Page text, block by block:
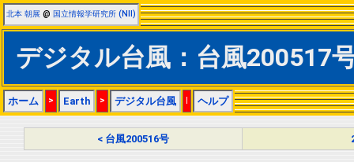
北本 朝展 @ 国立情報学研究所 (NII)
デジタル台風：台風200517
ホーム > Earth > デジタル台風 | ヘルプ
< 台風200516号